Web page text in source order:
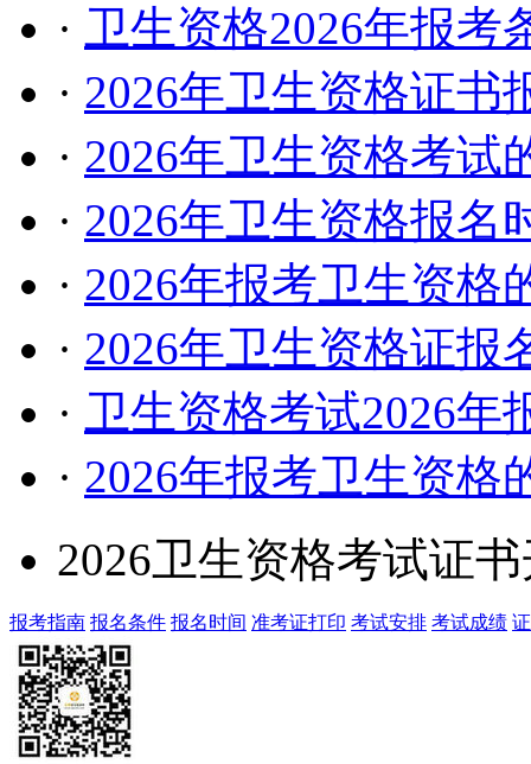
· 卫生资格2026年报考
· 2026年卫生资格证书
· 2026年卫生资格考试
· 2026年卫生资格报名
· 2026年报考卫生资格
· 2026年卫生资格证报
· 卫生资格考试2026年
· 2026年报考卫生资格
2026卫生资格考试证
报考指南 报名条件 报名时间 准考证打印 考试安排 考试成绩